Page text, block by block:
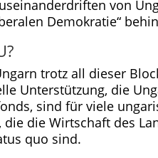
von
Demokratie“
trotz all dieser
Unterstützung, die
sind für viele
die die Wirtschaft des
quo sind.